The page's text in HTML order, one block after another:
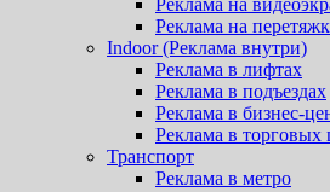
Реклама на
Реклама на
Indoor (Реклама внутри)
Реклама в лифтах
Реклама в подъездах
Реклама в бизнес-
Реклама в торговых
Транспорт
Реклама в метро